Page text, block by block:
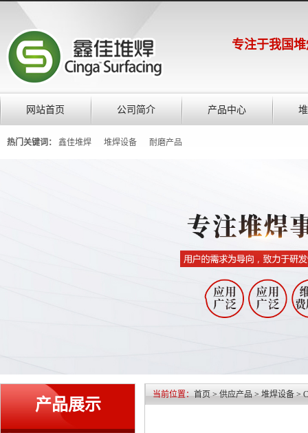
专注于我国
网站首页 公司简介 产品中心
热门关键词： 鑫佳堆焊 堆焊设备 耐磨产品
产品展示
当前位置：首页>供应产品>堆焊设备>